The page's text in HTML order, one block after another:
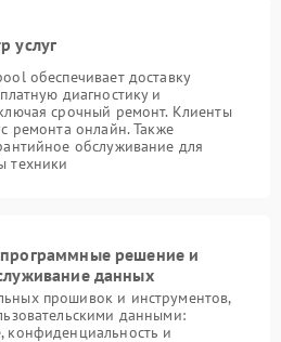
услуг
обеспечивает доставку
диагностику и
срочный ремонт. Клиенты
ремонта онлайн. Также
обслуживание для
техники
решение и
данных
прошивок и инструментов,
данными:
конфиденциальность и